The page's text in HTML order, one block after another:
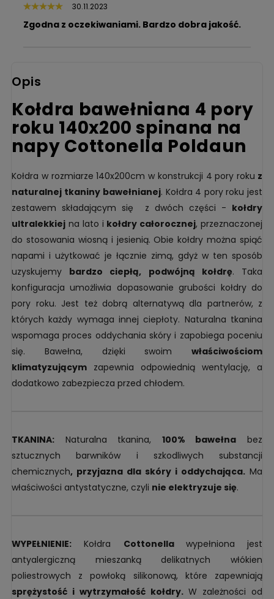
30.11.2023
Zgodna z oczekiwaniami. Bardzo dobra jakość.
Opis
Kołdra bawełniana 4 pory
roku 140x200 spinana na
napy Cottonella Poldaun
Kołdra w rozmiarze 140x200cm w konstrukcji 4 pory roku z
naturalnej tkaniny bawełnianej. Kołdra 4 pory roku jest
zestawem składającym się z dwóch części - kołdry
ultralekkiej na lato i kołdry całorocznej, przeznaczonej
do stosowania wiosną i jesienią. Obie kołdry można spiąć
napami i użytkować je łącznie zimą, gdyż w ten sposób
uzyskujemy bardzo ciepłą, podwójną kołdrę. Taka
konfiguracja umożliwia dopasowanie grubości kołdry do
pory roku. Jest też dobrą alternatywą dla partnerów, z
których każdy wymaga innej ciepłoty. Naturalna tkanina
wspomaga proces oddychania skóry i zapobiega poceniu
się. Bawełna, dzięki swoim właściwościom
klimatyzującym zapewnia odpowiednią wentylację, a
dodatkowo zabezpiecza przed chłodem.
TKANINA: Naturalna tkanina, 100% bawełna bez
sztucznych barwników i szkodliwych substancji
chemicznych, przyjazna dla skóry i oddychająca. Ma
właściwości antystatyczne, czyli nie elektryzuje się.
WYPEŁNIENIE: Kołdra Cottonella wypełniona jest
antyalergiczną mieszanką delikatnych włókien
poliestrowych z powłoką silikonową, które zapewniają
sprężystość i wytrzymałość kołdry. W zależności od